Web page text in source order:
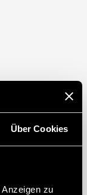
Über Cookies
zu